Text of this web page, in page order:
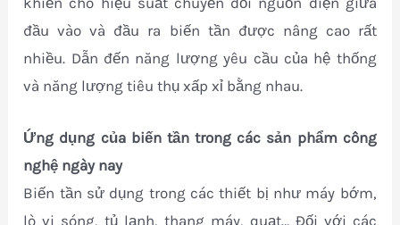
đầu vào và đầu ra biến tần được nâng cao rất
nhiều. Dẫn đến năng lượng yêu cầu của hệ thống
và năng lượng tiêu thụ xấp xỉ bằng nhau.
Ứng dụng của biến tần trong các sản phẩm công
nghệ ngày nay
Biến tần sử dụng trong các thiết bị như máy bớm,
lò vi sóng, tủ lạnh, thang máy, quạt… Đối với các